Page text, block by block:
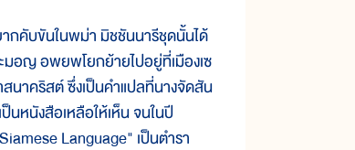
บขันในพม่า มิชชันนารีชุดนั้นได้
อญ อพยพโยกย้ายไปอยู่ที่เมืองเซ
นาคริสต์ ซึ่งเป็นคำแปลที่นางจัดสัน
หนังสือเหลือให้เห็น จนในปี
Language" เป็นตำรา